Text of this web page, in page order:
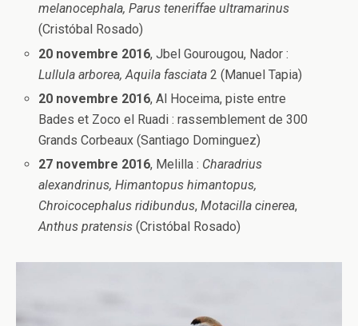
melanocephala, Parus teneriffae ultramarinus
(Cristóbal Rosado)
20 novembre 2016, Jbel Gourougou, Nador :
Lullula arborea, Aquila fasciata 2 (Manuel Tapia)
20 novembre 2016, Al Hoceima, piste entre
Bades et Zoco el Ruadi : rassemblement de 300
Grands Corbeaux (Santiago Dominguez)
27 novembre 2016, Melilla : Charadrius
alexandrinus,Himantopus himantopus,
Chroicocephalus ridibundus,Motacilla cinerea,
Anthus pratensis (Cristóbal Rosado)